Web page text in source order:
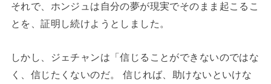
それで、ホンジュは自分の夢が現実でそのまま起こるこ
とを、証明し続けようとしました。
しかし、ジェチャンは「信じることができないのではな
く、信じたくないのだ。 信じれば、助けないといけな